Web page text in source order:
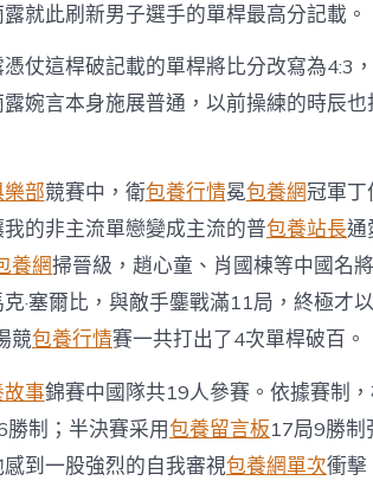
露就此刷新男子選手的單桿最高分記載。
仗這桿破記載的單桿將比分改寫為4:3
婉言本身施展普通，以前操練的時辰
部競賽中，衛包養行情冕包養網冠軍丁
的非主流單戀變成主流的普包養站長通
養網掃晉級，趙心童、肖國棟等中國名
·塞爾比，與敵手鏖戰滿11局，終極才
競包養行情賽一共打出了4次單桿破百。
事錦賽中國隊共19人參賽。依據賽制
勝制；半決賽采用包養留言板17局9勝制
到一股強烈的自我審視包養網單次衝擊